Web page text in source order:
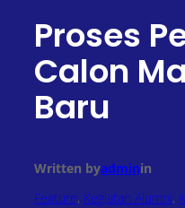
Proses
Calon
Baru
Written byadminin
Feature, Kegiatan Alumni,